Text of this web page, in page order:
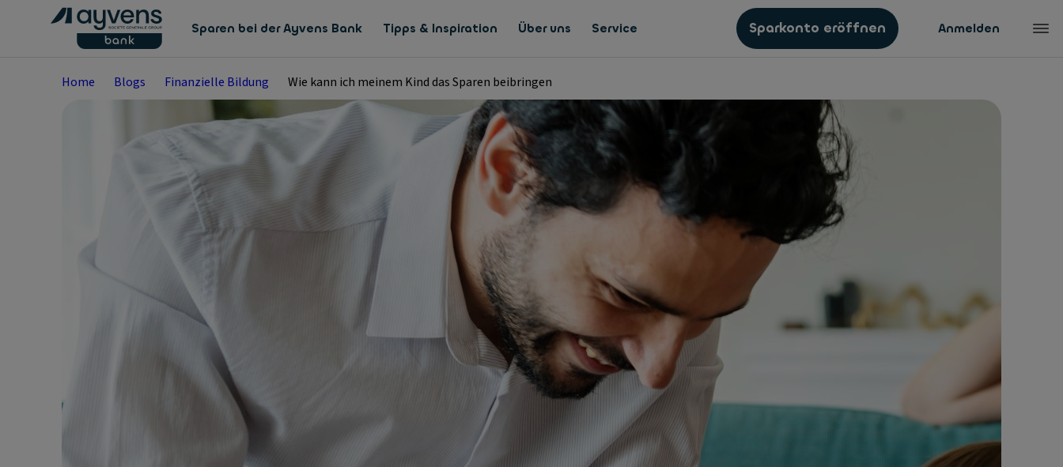
Sparen bei der Ayvens Bank Tipps & Inspiration Über uns Service Sparkonto eröffnen Anmelden
Home Blogs Finanzielle Bildung Wie kann ich meinem Kind das Sparen beibringen